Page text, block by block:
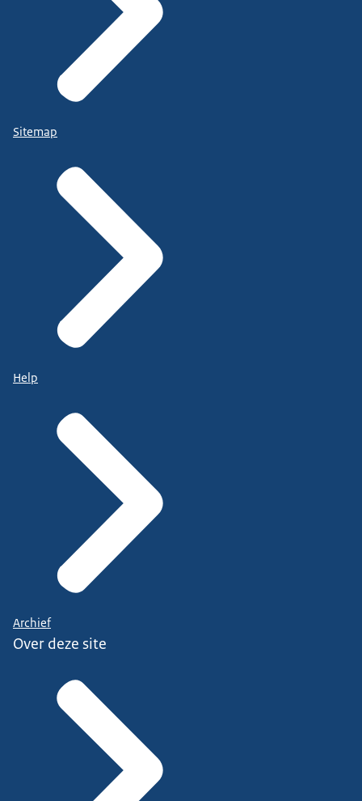
Sitemap
Help
Archief
Over deze site